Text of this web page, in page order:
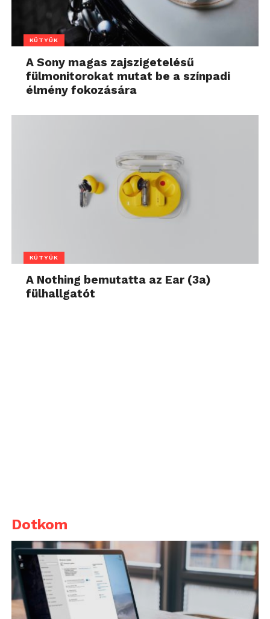
KÜTYÜK
A Sony magas zajszigetelésű
fülmonitorokat mutat be a színpadi
élmény fokozására
KÜTYÜK
A Nothing bemutatta az Ear (3a)
fülhallgatót
Dotkom